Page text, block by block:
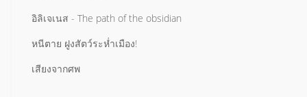
อิลิเจเนส - The path of the obsidian
หนีตาย ฝูงสัตว์ระห่ำเมือง!
เสียงจากศพ